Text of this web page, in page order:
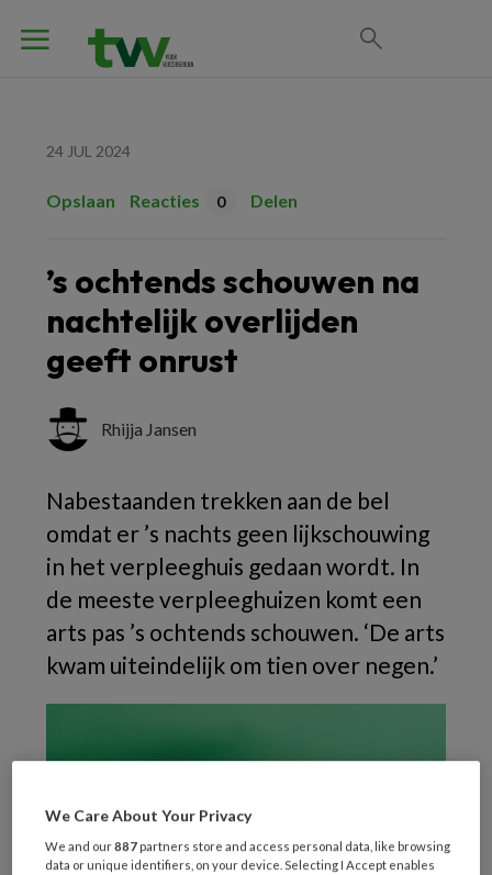
24 JUL 2024
Opslaan Reacties 0 Delen
’s ochtends schouwen na
nachtelijk overlijden
geeft onrust
Rhijja Jansen
Nabestaanden trekken aan de bel
omdat er ’s nachts geen lijkschouwing
in het verpleeghuis gedaan wordt. In
de meeste verpleeghuizen komt een
arts pas ’s ochtends schouwen. ‘De arts
kwam uiteindelijk om tien over negen.’
We Care About Your Privacy
We and our887 partners store and access personal data, like browsing
data or unique identifiers, on your device. Selecting I Accept enables